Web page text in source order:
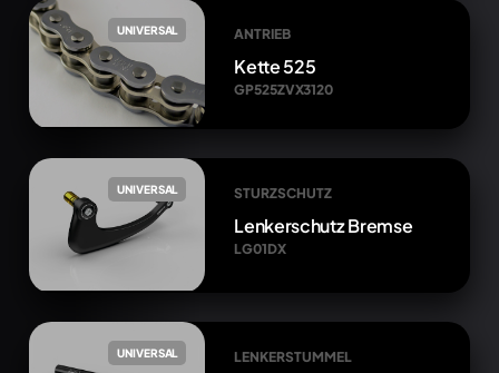
UNIVERSAL ANTRIEB
Kette 525
GP525ZVX3120
UNIVERSAL STURZSCHUTZ
Lenkerschutz Bremse
LG01DX
UNIVERSAL LENKERSTUMMEL